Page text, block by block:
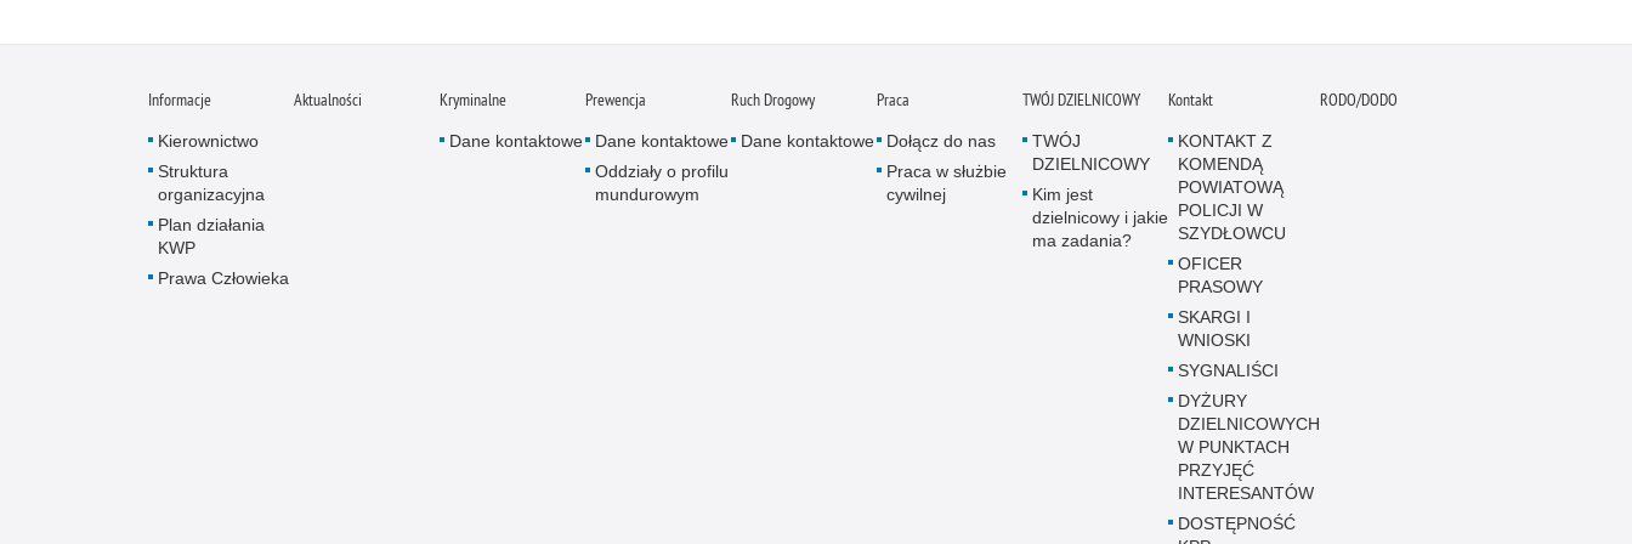
Informacje
Kierownictwo
Struktura
organizacyjna
Plan działania
KWP
Prawa Człowieka
Aktualności Kryminalne
Dane kontaktowe
Prewencja
Dane kontaktowe
Oddziały o profilu
mundurowym
Ruch Drogowy
Dane kontaktowe
Praca
Dołącz do nas
Praca w służbie
cywilnej
TWÓJ DZIELNICOWY
TWÓJ
DZIELNICOWY
Kim jest
dzielnicowy i jakie
ma zadania?
Kontakt
KONTAKT Z
KOMENDĄ
POWIATOWĄ
POLICJI W
SZYDŁOWCU
OFICER
PRASOWY
SKARGI I
WNIOSKI
SYGNALIŚCI
DYŻURY
DZIELNICOWYCH
W PUNKTACH
PRZYJĘĆ
INTERESANTÓW
DOSTĘPNOŚĆ
RODO/DODO